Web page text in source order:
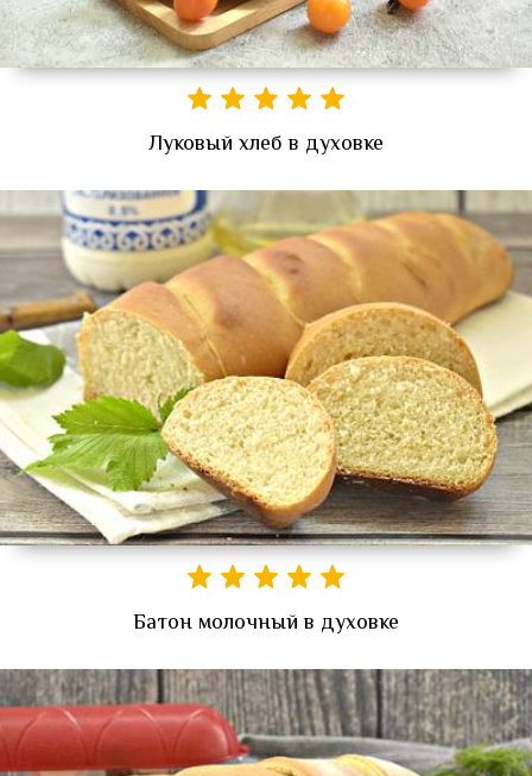
Луковый хлеб в духовке
Батон молочный в духовке